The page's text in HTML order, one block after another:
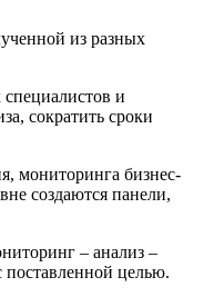
из разных
специалистов и
сократить сроки
мониторинга бизнес-
создаются панели,
– анализ –
поставленной целью.